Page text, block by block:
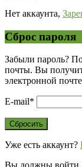
Нет аккаунта,
Сброс пароля
Забыли пароль?
почты. Вы
электронной
E-mail*
Уже есть аккаунт?